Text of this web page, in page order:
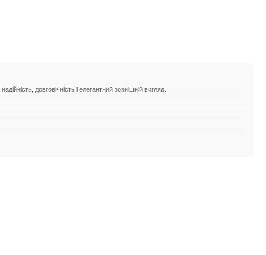
довговічність і елегантний зовнішній вигляд.